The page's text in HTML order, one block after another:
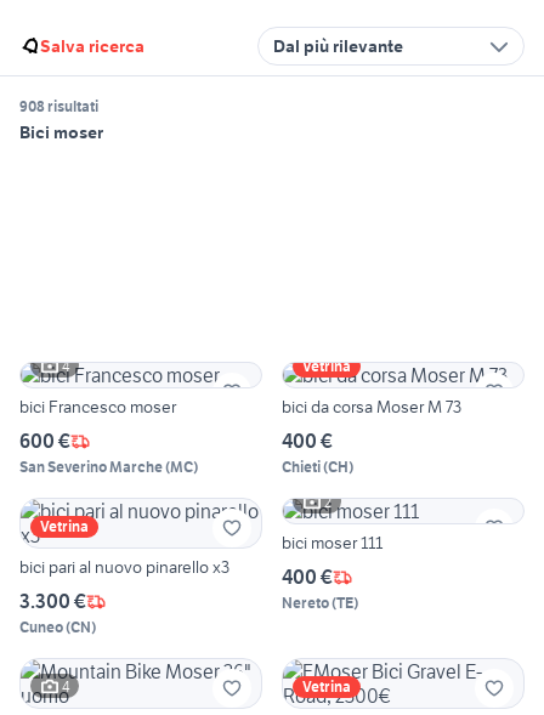
Salva ricerca Dal più rilevante
908 risultati
Bici moser
4
bici Francesco moser
600 €
San Severino Marche(MC)
Vetrina
bici da corsa Moser M 73
400 €
Chieti(CH)
Vetrina
bici pari al nuovo pinarello x3
3.300 €
Cuneo(CN)
2
bici moser 111
400 €
Nereto(TE)
4 Vetrina